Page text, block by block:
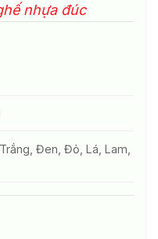
nhựa đúc
Đen, Đỏ, Lá, Lam,